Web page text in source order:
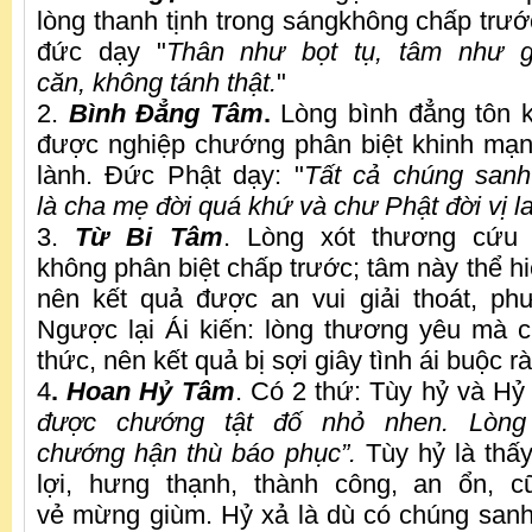
lòng thanh tịnh trong sángkhông chấp
đức dạy "Thân như bọt tụ, tâm như
căn, không tánh thật."
2. Bình Đẳng Tâm. Lòng bình đẳng tôn
được nghiệp chướng phân biệt khinh
lành. Đức Phật dạy: "Tất cả chúng
là cha mẹ đời quá khứ và chư Phật đời vị
3. Từ Bi Tâm. Lòng xót thương
không phân biệt chấp trước; tâm này thể
nên kết quả được an vui giải thoát,
Ngược lại Ái kiến: lòng thương yêu mà
thức, nên kết quả bị sợi giây tình ái buộc
4.Hoan Hỷ Tâm. Có 2 thứ: Tùy hỷ và Hỷ
được chướng tật đố nhỏ nhen.
chướng hận thù báo phục”. Tùy hỷ là
lợi, hưng thạnh, thành công, an ổn,
vẻ mừng giùm. Hỷ xả là dù có chúng